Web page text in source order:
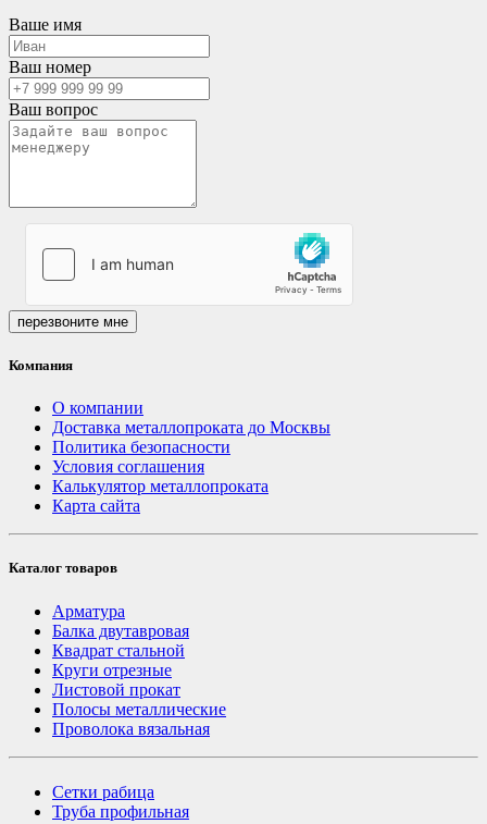
Ваше имя
Ваш номер
Ваш вопрос
перезвоните мне
Компания
О компании
Доставка металлопроката до Москвы
Политика безопасности
Условия соглашения
Калькулятор металлопроката
Карта сайта
Каталог товаров
Арматура
Балка двутавровая
Квадрат стальной
Круги отрезные
Листовой прокат
Полосы металлические
Проволока вязальная
Сетки рабица
Труба профильная